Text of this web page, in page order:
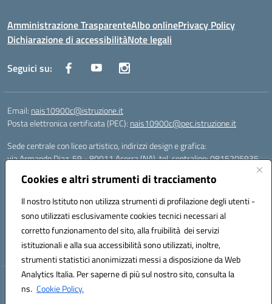
Cookies e altri strumenti di tracciamento
Il nostro Istituto non utilizza strumenti di profilazione degli utenti -
sono utilizzati esclusivamente cookies tecnici necessari al
corretto funzionamento del sito, alla fruibilità dei servizi
istituzionali e alla sua accessibilità sono utilizzati, inoltre,
strumenti statistici anonimizzati messi a disposizione da Web
Analytics Italia. Per saperne di più sul nostro sito, consulta la
ns. Cookie Policy.
Amministrazione TrasparenteAlbo onlinePrivacy Policy
Dichiarazione di accessibilitàNote legali
Seguici su:
Email: nais10900c@istruzione.it
Posta elettronica certificata (PEC): nais10900c@pec.istruzione.it
Sede centrale con liceo artistico, indirizzi design e grafica:
via Armando Diaz, 59 - 80011 Acerra (NA), tel. centralino: 0815205935
via T. Campanella, 80011 Acerra (NA), tel/fax: 0818850905
Sede succursale con liceo musicale:
via S. Pellico, 80011 Acerra (NA), tel: 08119660921
Email: nais10900c@istruzione.it | PEC: nais10900c@pec.istruzione.it |
Nome Ufficio PA: Uff_eFatturaPA | Codice Univoco ufficio: UFOYYV |
C.Fisc: 93056740637
Hosting & Powered by 3D Solution S.r.l.
Concept & Design by Designers Italia